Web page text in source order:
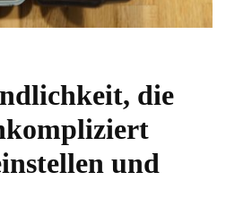
die
und